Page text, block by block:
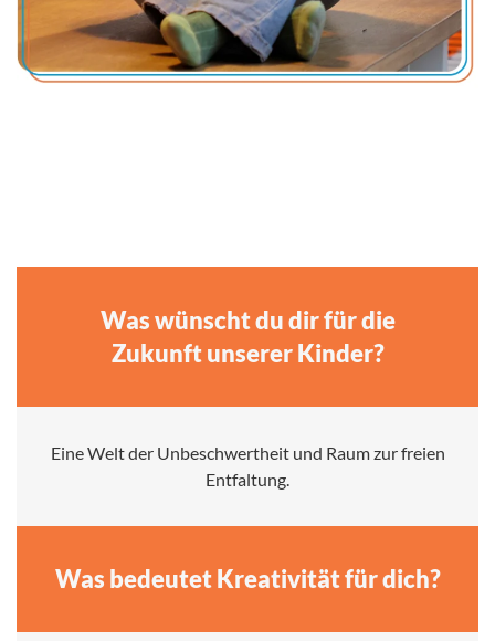
Was wünscht du dir für die
Zukunft unserer Kinder?
Eine Welt der Unbeschwertheit und Raum zur freien
Entfaltung.
Was bedeutet Kreativität für dich?